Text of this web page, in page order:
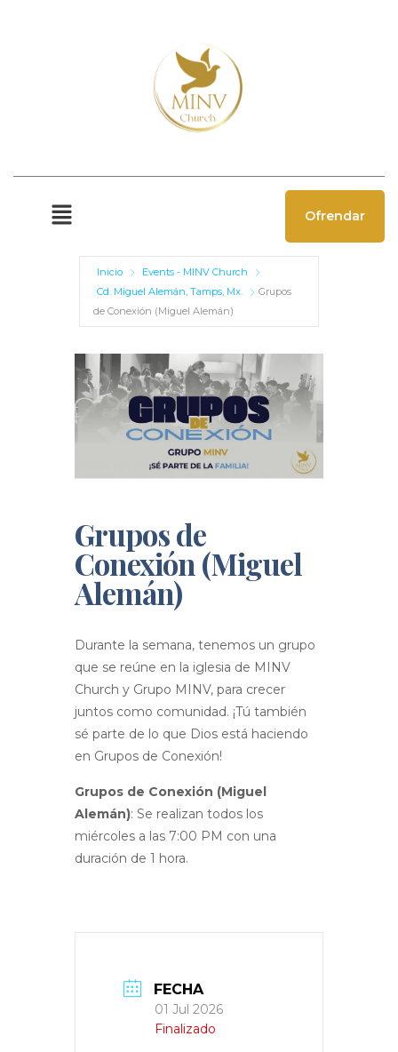
Ofrendar
Inicio
Events - MINV Church
Cd. Miguel Alemán, Tamps, Mx.
Grupos
de Conexión (Miguel Alemán)
Grupos de
Conexión (Miguel
Alemán)
Durante la semana, tenemos un grupo
que se reúne en la iglesia de MINV
Church y Grupo MINV, para crecer
juntos como comunidad. ¡Tú también
sé parte de lo que Dios está haciendo
en Grupos de Conexión!
Grupos de Conexión (Miguel
Alemán): Se realizan todos los
miércoles a las 7:00 PM con una
duración de 1 hora.
FECHA
01 Jul 2026
Finalizado